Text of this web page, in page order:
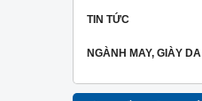
TIN TỨC
NGÀNH MAY, GIÀY DA